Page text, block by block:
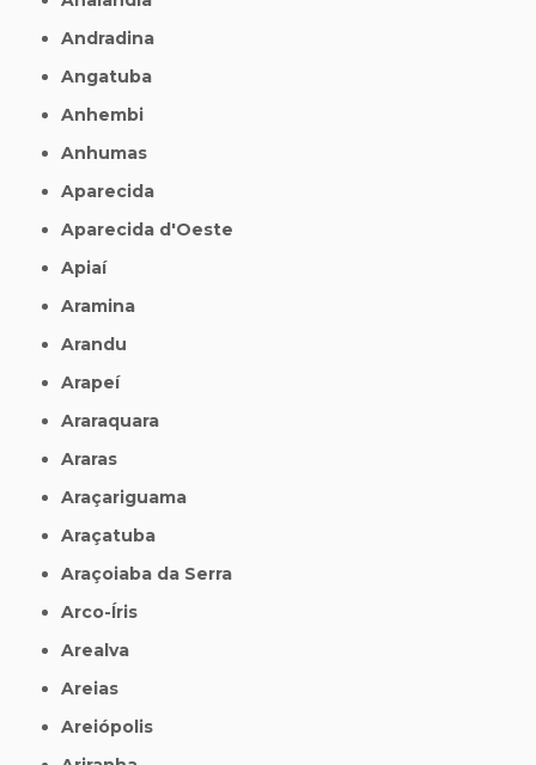
Andradina
Angatuba
Anhembi
Anhumas
Aparecida
Aparecida d'Oeste
Apiaí
Aramina
Arandu
Arapeí
Araraquara
Araras
Araçariguama
Araçatuba
Araçoiaba da Serra
Arco-Íris
Arealva
Areias
Areiópolis